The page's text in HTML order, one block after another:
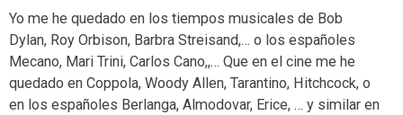
Yo me he quedado en los tiempos musicales de Bob
Dylan, Roy Orbison, Barbra Streisand,… o los españoles
Mecano, Mari Trini, Carlos Cano,,… Que en el cine me he
quedado en Coppola, Woody Allen, Tarantino, Hitchcock, o
en los españoles Berlanga, Almodovar, Erice, … y similar en